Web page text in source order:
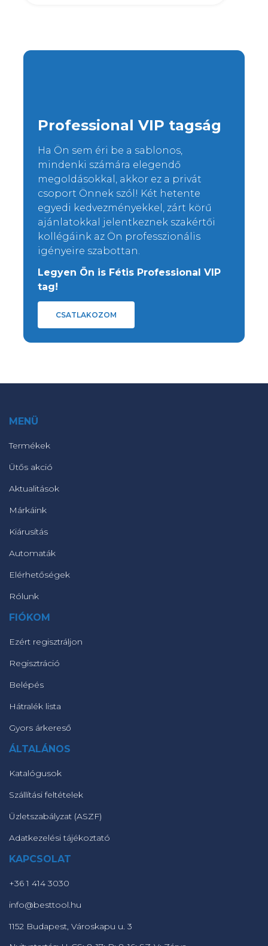
Professional VIP tagság
Ha Ön sem éri be a sablonos,
mindenki számára elegendő
megoldásokkal, akkor ez a privát
csoport Önnek szól! Két hetente
egyedi kedvezményekkel, zárt körű
ajánlatokkal jelentkeznek szakértői
kollégáink az Ön professzionális
igényeire szabottan.
Legyen Ön is Fétis Professional VIP
tag!
CSATLAKOZOM
MENÜ
Termékek
Ütős akció
Aktualitások
Márkáink
Kiárusítás
Automaták
Elérhetőségek
Rólunk
FIÓKOM
Ezért regisztráljon
Regisztráció
Belépés
Hátralék lista
Gyors árkereső
ÁLTALÁNOS
Katalógusok
Szállítási feltételek
Üzletszabályzat (ASZF)
Adatkezelési tájékoztató
KAPCSOLAT
+36 1 414 3030
info@besttool.hu
1152 Budapest, Városkapu u. 3